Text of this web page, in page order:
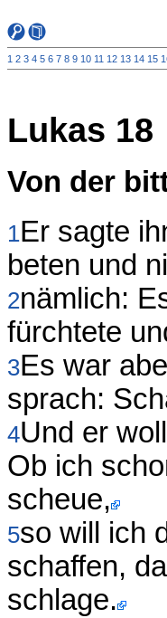
1 2 3 4 5 6 7 8 9 10 11 12 13 14 15
Lukas 18
Von der
1Er sagte
beten und
2nämlich:
fürchtete
3Es war
sprach:
4Und er
Ob ich
scheue,
5so will ich
schaffen,
schlage.